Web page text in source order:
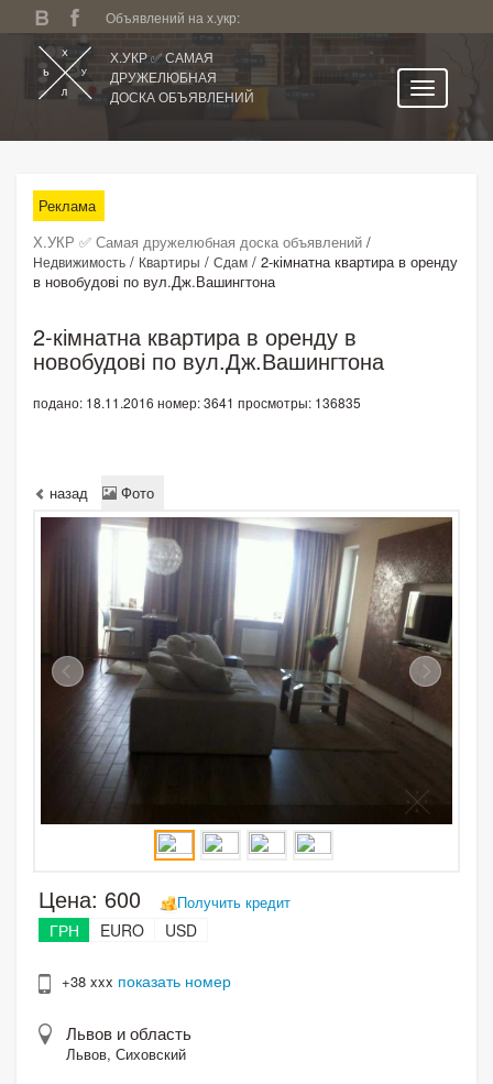
Объявлений на х.укр:
Х.УКР ✅ САМАЯ
ДРУЖЕЛЮБНАЯ
ДОСКА ОБЪЯВЛЕНИЙ
Все регионы
Категории
Избранное
Личный кабинет
Поиск по сайту
Подать объявление
Реклама
Х.УКР ✅ Самая дружелюбная доска объявлений /
Недвижимость / Квартиры / Сдам / 2-кімнатна квартира в оренду
в новобудові по вул.Дж.Вашингтона
2-кімнатна квартира в оренду в
новобудові по вул.Дж.Вашингтона
подано: 18.11.2016 номер: 3641 просмотры: 136835
назад Фото
Цена: 600 Получить кредит
ГРН EURO USD
+38 xxx показать номер
Львов и область
Львов, Сиховский